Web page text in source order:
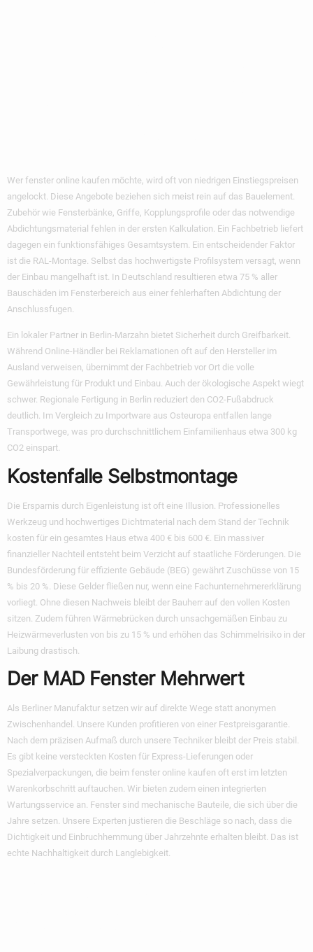
Wer fenster online kaufen möchte, wird oft von niedrigen Einstiegspreisen
angelockt. Diese Angebote beziehen sich meist rein auf das Bauelement.
Zubehör wie Fensterbänke, Griffe, Kopplungsprofile oder das notwendige
Abdichtungsmaterial fehlen in der ersten Kalkulation. Ein Fachbetrieb liefert
dagegen ein funktionsfähiges Gesamtsystem. Ein entscheidender Faktor
ist die RAL-Montage. Selbst das hochwertigste Profilsystem versagt, wenn
der Einbau mangelhaft ist. In Deutschland resultieren etwa 75 % aller
Bauschäden im Fensterbereich aus einer fehlerhaften Abdichtung der
Anschlussfugen.
Ein lokaler Partner in Berlin-Marzahn bietet Sicherheit durch Greifbarkeit.
Während Online-Händler bei Reklamationen oft auf den Hersteller im
Ausland verweisen, übernimmt der Fachbetrieb vor Ort die volle
Gewährleistung für Produkt und Einbau. Auch der ökologische Aspekt wiegt
schwer. Regionale Fertigung in Berlin reduziert den CO2-Fußabdruck
deutlich. Im Vergleich zu Importware aus Osteuropa entfallen lange
Transportwege, was pro durchschnittlichem Einfamilienhaus etwa 300 kg
CO2 einspart.
Kostenfalle Selbstmontage
Die Ersparnis durch Eigenleistung ist oft eine Illusion. Professionelles
Werkzeug und hochwertiges Dichtmaterial nach dem Stand der Technik
kosten für ein gesamtes Haus etwa 400 € bis 600 €. Ein massiver
finanzieller Nachteil entsteht beim Verzicht auf staatliche Förderungen. Die
Bundesförderung für effiziente Gebäude (BEG) gewährt Zuschüsse von 15
% bis 20 %. Diese Gelder fließen nur, wenn eine Fachunternehmererklärung
vorliegt. Ohne diesen Nachweis bleibt der Bauherr auf den vollen Kosten
sitzen. Zudem führen Wärmebrücken durch unsachgemäßen Einbau zu
Heizwärmeverlusten von bis zu 15 % und erhöhen das Schimmelrisiko in der
Laibung drastisch.
Der MAD Fenster Mehrwert
Als Berliner Manufaktur setzen wir auf direkte Wege statt anonymen
Zwischenhandel. Unsere Kunden profitieren von einer Festpreisgarantie.
Nach dem präzisen Aufmaß durch unsere Techniker bleibt der Preis stabil.
Es gibt keine versteckten Kosten für Express-Lieferungen oder
Spezialverpackungen, die beim fenster online kaufen oft erst im letzten
Warenkorbschritt auftauchen. Wir bieten zudem einen integrierten
Wartungsservice an. Fenster sind mechanische Bauteile, die sich über die
Jahre setzen. Unsere Experten justieren die Beschläge so nach, dass die
Dichtigkeit und Einbruchhemmung über Jahrzehnte erhalten bleibt. Das ist
echte Nachhaltigkeit durch Langlebigkeit.